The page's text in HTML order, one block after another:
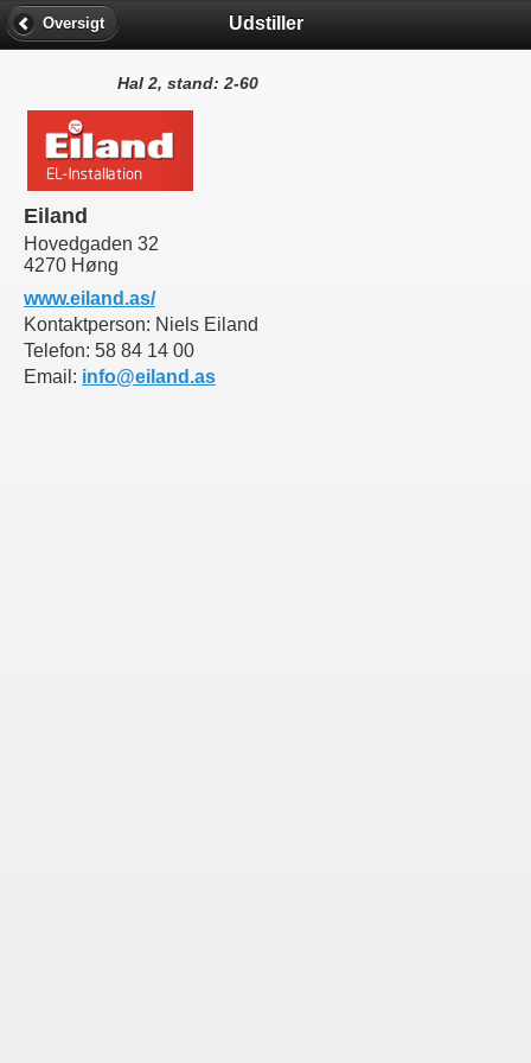
Oversigt Udstiller
Hal 2, stand: 2-60
Eiland
Hovedgaden 32
4270 Høng
www.eiland.as/
Kontaktperson: Niels Eiland
Telefon: 58 84 14 00
Email: info@eiland.as